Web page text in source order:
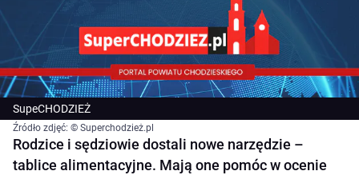
SupeCHODZIEŻ
Źródło zdjęć: © Superchodzież.pl
Rodzice i sędziowie dostali nowe narzędzie –
tablice alimentacyjne. Mają one pomóc w ocenie